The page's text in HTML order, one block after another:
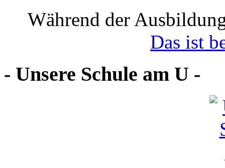
Während der
Das ist
- Unsere Schule am U -